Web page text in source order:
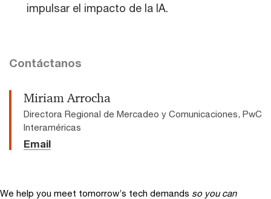
impulsar el impacto de la IA.
Contáctanos
Miriam Arrocha
Directora Regional de Mercadeo y Comunicaciones, PwC
Interaméricas
Email
We help you meet tomorrow’s tech demands so you can